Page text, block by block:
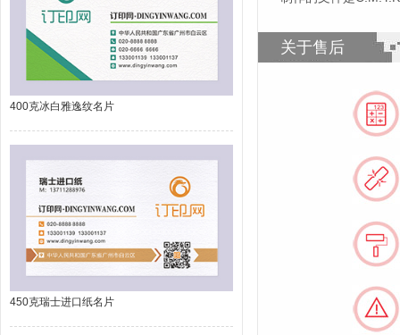
400克冰白雅逸纹名片
450克瑞士进口纸名片
关于售后